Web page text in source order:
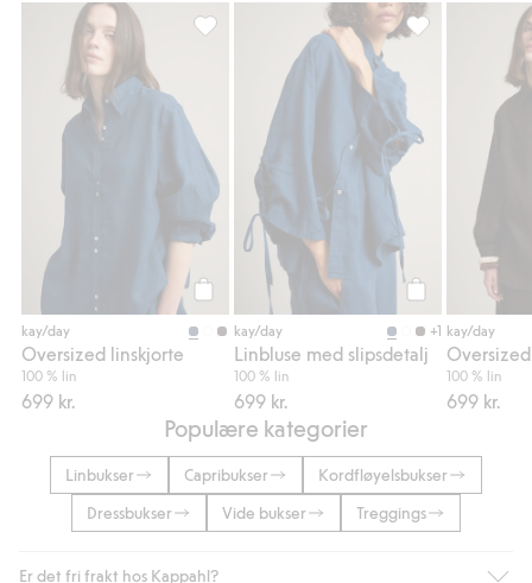
Legg til
kay/day
Oversized linskjorte
100 % lin
699 kr.
Oversized linskjorte, Legg til i favoriter
Legg til
kay/day +1
Linbluse med slipsdetalj
100 % lin
699 kr.
Linbluse med
kay/day
100 % lin
699 kr.
Populære kategorier
Linbukser Capribukser
Kordfløyelsbukser
Dressbukser
Vide bukser Treggings
Er det fri frakt hos Kappahl?